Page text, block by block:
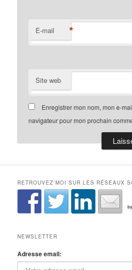
E-mail *
Site web
Enregistrer mon nom, mon e-
navigateur pour mon prochain
RETROUVEZ MOI SUR LES RÉSEAUX
NEWSLETTER
Adresse email: